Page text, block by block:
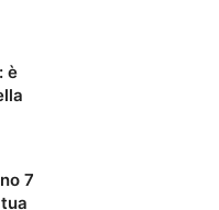
è
7